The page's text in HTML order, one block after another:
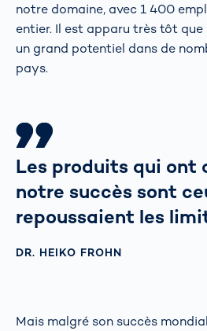
notre domaine, avec 1 400
entier. Il est apparu très tôt
un grand potentiel dans de
pays.
Les produits qui ont
notre succès sont
repoussaient les
DR. HEIKO FROHN
Mais malgré son succès